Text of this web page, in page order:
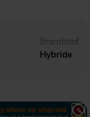
Brandstof
Hybride